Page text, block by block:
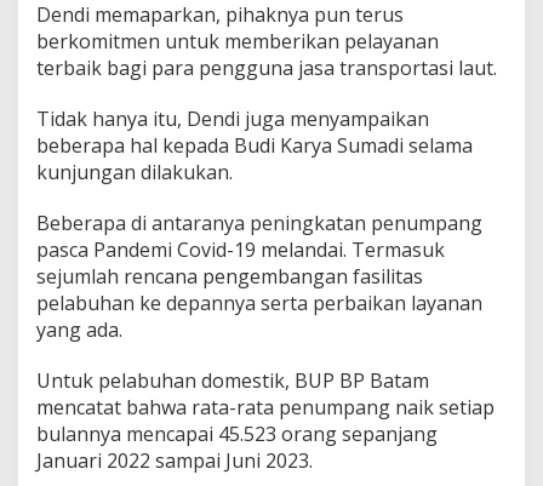
m
e
s
k
d
a
n
t
e
r
i
o
n
a
l
Dendi memaparkan, pihaknya pun terus
berkomitmen untuk memberikan pelayanan
terbaik bagi para pengguna jasa transportasi laut.
Tidak hanya itu, Dendi juga menyampaikan
beberapa hal kepada Budi Karya Sumadi selama
kunjungan dilakukan.
Beberapa di antaranya peningkatan penumpang
pasca Pandemi Covid-19 melandai. Termasuk
sejumlah rencana pengembangan fasilitas
pelabuhan ke depannya serta perbaikan layanan
yang ada.
Untuk pelabuhan domestik, BUP BP Batam
mencatat bahwa rata-rata penumpang naik setiap
bulannya mencapai 45.523 orang sepanjang
Januari 2022 sampai Juni 2023.